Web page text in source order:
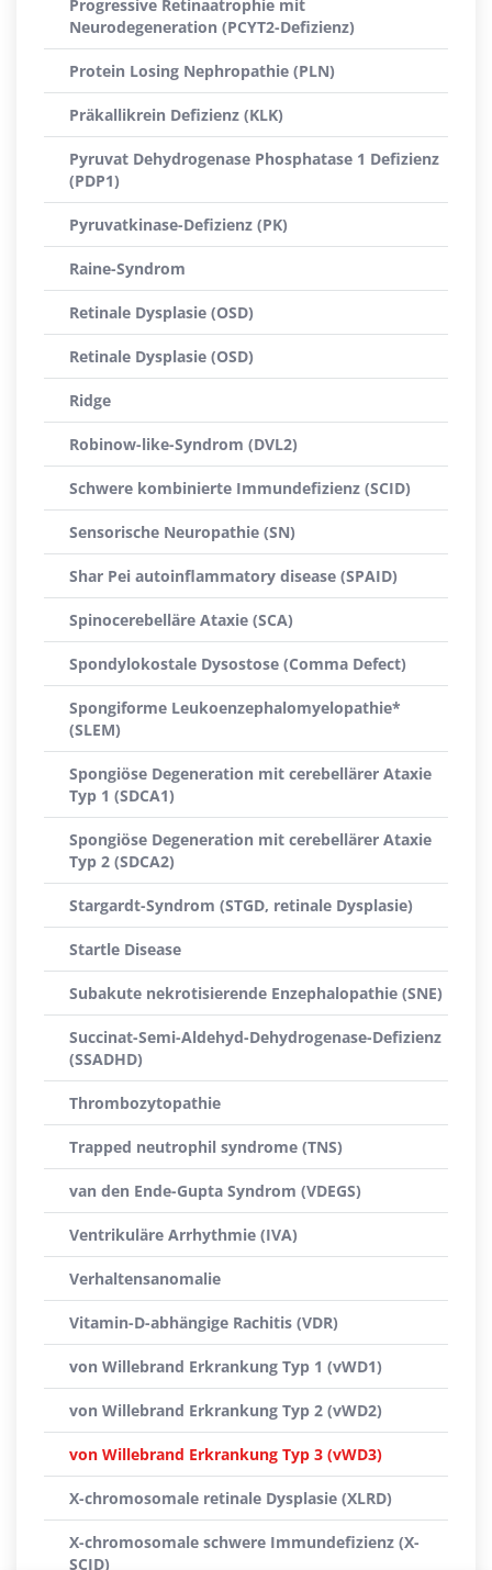
Progressive Retinaatrophie mit
Neurodegeneration (PCYT2-Defizienz)
Protein Losing Nephropathie (PLN)
Präkallikrein Defizienz (KLK)
Pyruvat Dehydrogenase Phosphatase 1 Defizienz
(PDP1)
Pyruvatkinase-Defizienz (PK)
Raine-Syndrom
Retinale Dysplasie (OSD)
Retinale Dysplasie (OSD)
Ridge
Robinow-like-Syndrom (DVL2)
Schwere kombinierte Immundefizienz (SCID)
Sensorische Neuropathie (SN)
Shar Pei autoinflammatory disease (SPAID)
Spinocerebelläre Ataxie (SCA)
Spondylokostale Dysostose (Comma Defect)
Spongiforme Leukoenzephalomyelopathie*
(SLEM)
Spongiöse Degeneration mit cerebellärer Ataxie
Typ 1 (SDCA1)
Spongiöse Degeneration mit cerebellärer Ataxie
Typ 2 (SDCA2)
Stargardt-Syndrom (STGD, retinale Dysplasie)
Startle Disease
Subakute nekrotisierende Enzephalopathie (SNE)
Succinat-Semi-Aldehyd-Dehydrogenase-Defizienz
(SSADHD)
Thrombozytopathie
Trapped neutrophil syndrome (TNS)
van den Ende-Gupta Syndrom (VDEGS)
Ventrikuläre Arrhythmie (IVA)
Verhaltensanomalie
Vitamin-D-abhängige Rachitis (VDR)
von Willebrand Erkrankung Typ 1 (vWD1)
von Willebrand Erkrankung Typ 2 (vWD2)
von Willebrand Erkrankung Typ 3 (vWD3)
X-chromosomale retinale Dysplasie (XLRD)
X-chromosomale schwere Immundefizienz (X-
SCID)